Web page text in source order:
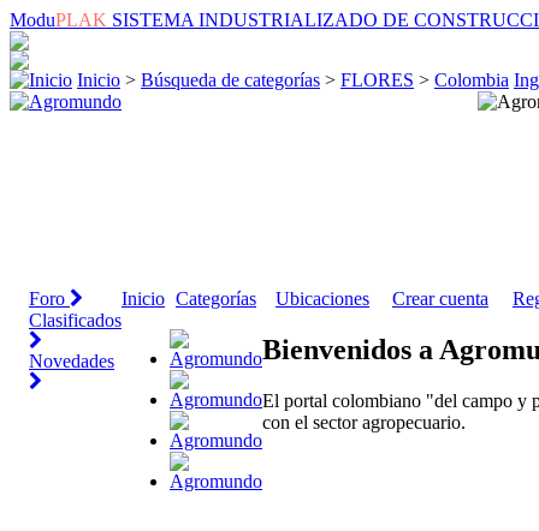
ModuPLAK SISTEMA INDUSTRIALIZADO DE
Inicio > Búsqueda de categorías > FLORES > Colombia
Foro
Clasificados
Novedades
Inicio Categorías Ubicaciones Crear cuenta
Bienvenidos a
El portal colombiano "del campo y
con el sector agropecuario.